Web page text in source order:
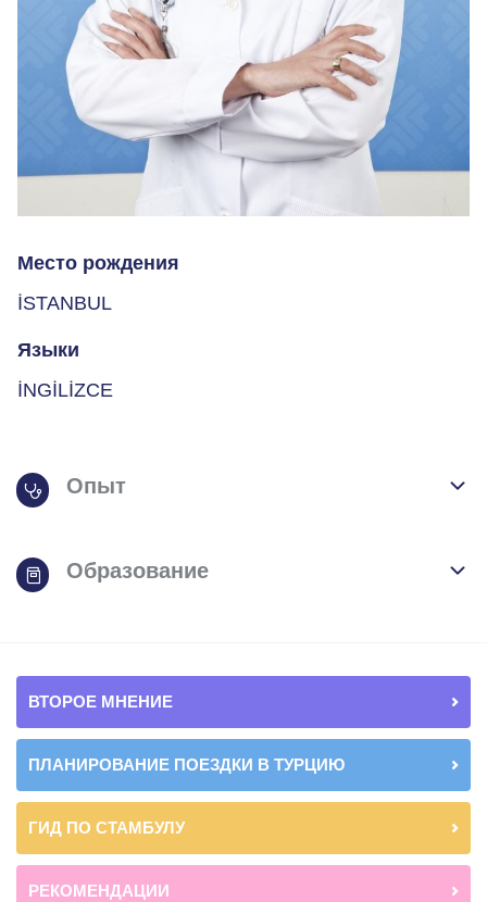
Место рождения
İSTANBUL
Языки
İNGİLİZCE
Опыт
Образование
ВТОРОЕ МНЕНИЕ
ПЛАНИРОВАНИЕ ПОЕЗДКИ В ТУРЦИЮ
ГИД ПО СТАМБУЛУ
РЕКОМЕНДАЦИИ